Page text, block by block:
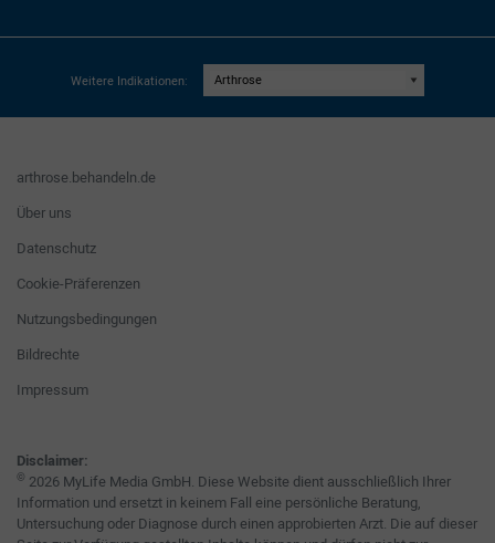
Weitere Indikationen:
arthrose.behandeln.de
Über uns
Datenschutz
Cookie-Präferenzen
Nutzungsbedingungen
Bildrechte
Impressum
Disclaimer:
© 2026 MyLife Media GmbH. Diese Website dient ausschließlich Ihrer
Information und ersetzt in keinem Fall eine persönliche Beratung,
Untersuchung oder Diagnose durch einen approbierten Arzt. Die auf dieser